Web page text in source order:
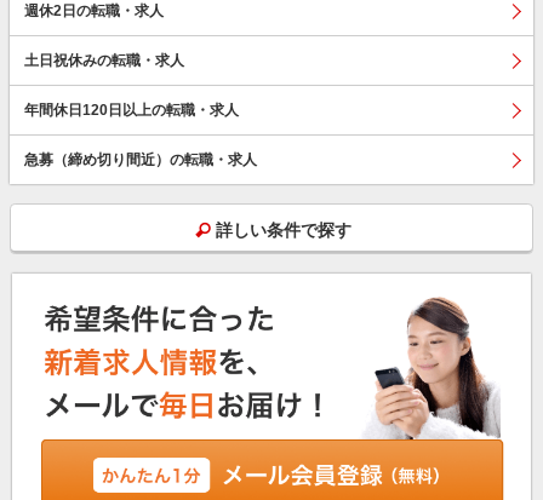
週休2日の転職・求人
土日祝休みの転職・求人
年間休日120日以上の転職・求人
急募（締め切り間近）の転職・求人
詳しい条件で探す